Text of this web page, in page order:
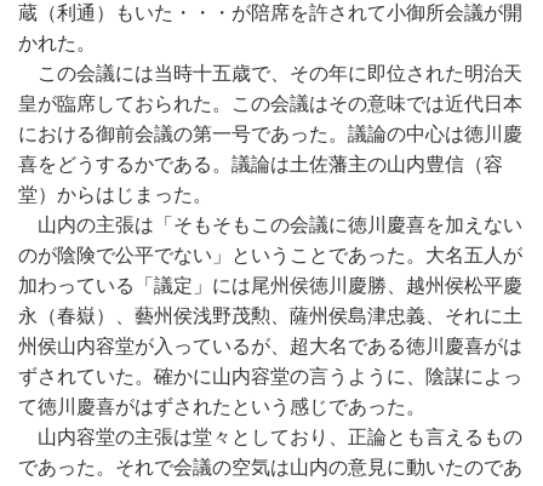
蔵（利通）もいた・・・が陪席を許されて小御所会議が開
かれた。
この会議には当時十五歳で、その年に即位された明治天
皇が臨席しておられた。この会議はその意味では近代日本
における御前会議の第一号であった。議論の中心は徳川慶
喜をどうするかである。議論は土佐藩主の山内豊信（容
堂）からはじまった。
山内の主張は「そもそもこの会議に徳川慶喜を加えない
のが陰険で公平でない」ということであった。大名五人が
加わっている「議定」には尾州侯徳川慶勝、越州侯松平慶
永（春嶽）、藝州侯浅野茂勲、薩州侯島津忠義、それに土
州侯山内容堂が入っているが、超大名である徳川慶喜がは
ずされていた。確かに山内容堂の言うように、陰謀によっ
て徳川慶喜がはずされたという感じであった。
山内容堂の主張は堂々としており、正論とも言えるもの
であった。それで会議の空気は山内の意見に動いたのであ